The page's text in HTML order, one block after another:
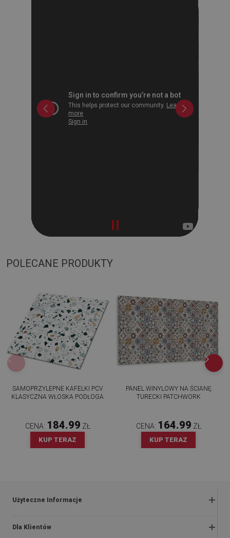
POLECANE PRODUKTY
SAMOPRZYLEPNE KAFELKI PCV
KLASYCZNA WŁOSKA PODŁOGA
CENA: 184.99 ZŁ
KUP TERAZ
PANEL WINYLOWY NA ŚCIANĘ
TURECKI PATCHWORK
CENA: 164.99 ZŁ
KUP TERAZ
Użyteczne Informacje
Zwroty i reklamacje
Dla Klientów